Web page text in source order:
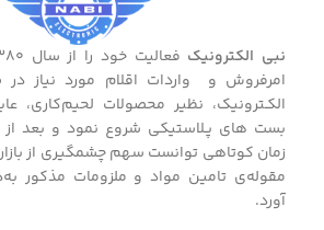
نبی الکترونیک
امرفروش و واردات اقلام مورد نیاز
الکـترونیک، نظیر محصولات لحیم‌کاری،
بست ‌های پـلاستیکی شروع نمود و بعد
زمان کوتاهی توانست سهم چشمگیری از بازار
مقوله‌ی تامین مواد و ملزومات مذکور
آورد.